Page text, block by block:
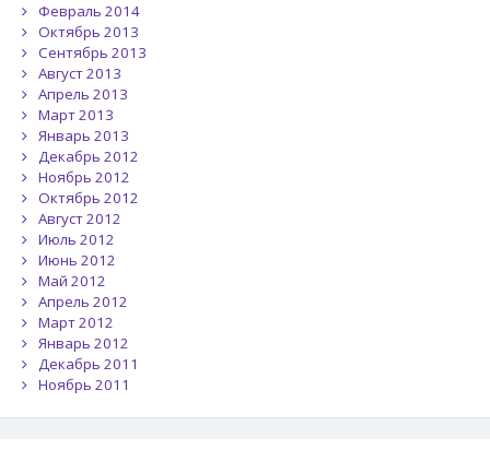
Февраль 2014
Октябрь 2013
Сентябрь 2013
Август 2013
Апрель 2013
Март 2013
Январь 2013
Декабрь 2012
Ноябрь 2012
Октябрь 2012
Август 2012
Июль 2012
Июнь 2012
Май 2012
Апрель 2012
Март 2012
Январь 2012
Декабрь 2011
Ноябрь 2011